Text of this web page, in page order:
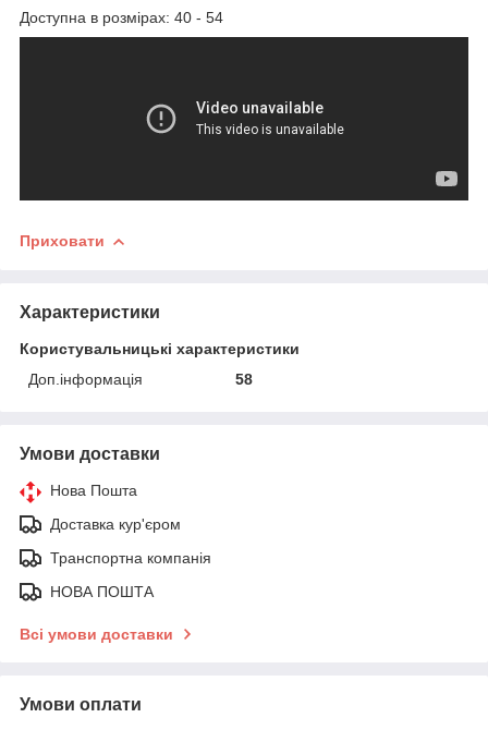
Доступна в розмірах: 40 - 54
Приховати
Характеристики
Користувальницькі характеристики
Доп.інформація
58
Умови доставки
Нова Пошта
Доставка кур'єром
Транспортна компанія
НОВА ПОШТА
Всі умови доставки
Умови оплати